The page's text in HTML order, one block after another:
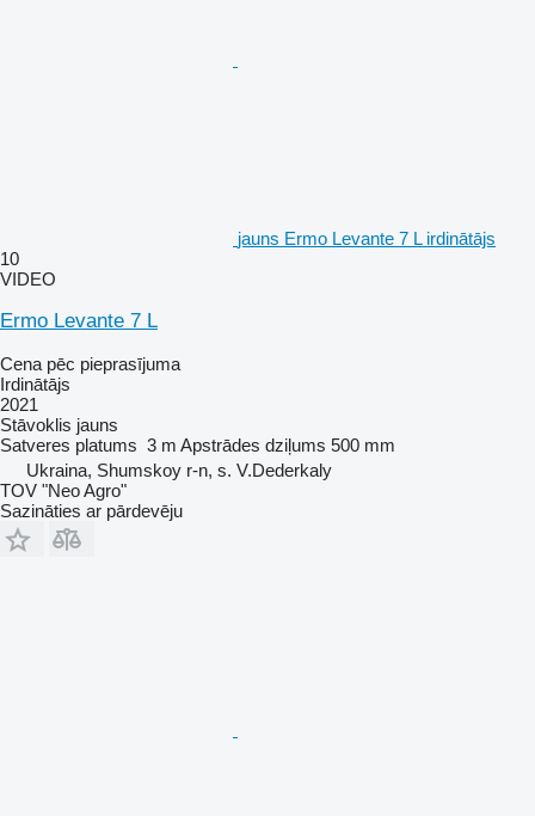
jauns Ermo Levante 7 L irdinātājs
10
VIDEO
Ermo Levante 7 L
Cena pēc pieprasījuma
Irdinātājs
2021
Stāvoklis jauns
Satveres platums 3 m Apstrādes dziļums 500 mm
Ukraina, Shumskoy r-n, s. V.Dederkaly
TOV "Neo Agro"
Sazināties ar pārdevēju